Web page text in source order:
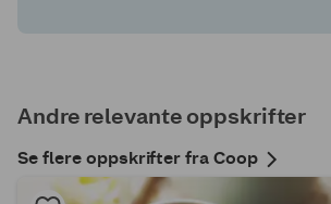
Andre relevante oppskrifter
Se flere oppskrifter fra Coop